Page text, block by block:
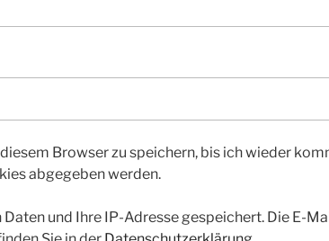
Browser zu speichern, bis ich wieder
abgegeben werden.
und Ihre IP-Adresse gespeichert. Die E-